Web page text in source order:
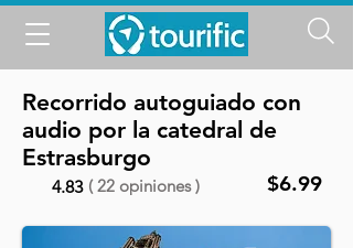
Recorrido autoguiado con
audio por la catedral de
Estrasburgo
4.83 ( 22 opiniones ) $6.99